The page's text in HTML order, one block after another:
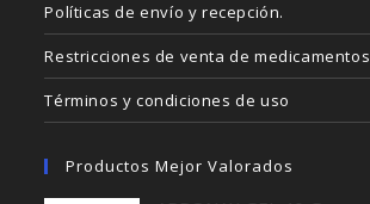
Políticas de envío y recepción.
Restricciones de venta de medicamentos
Términos y condiciones de uso
Productos Mejor Valorados